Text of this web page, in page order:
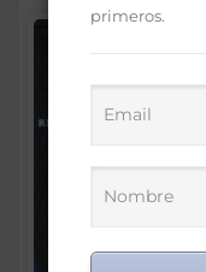
primeros.